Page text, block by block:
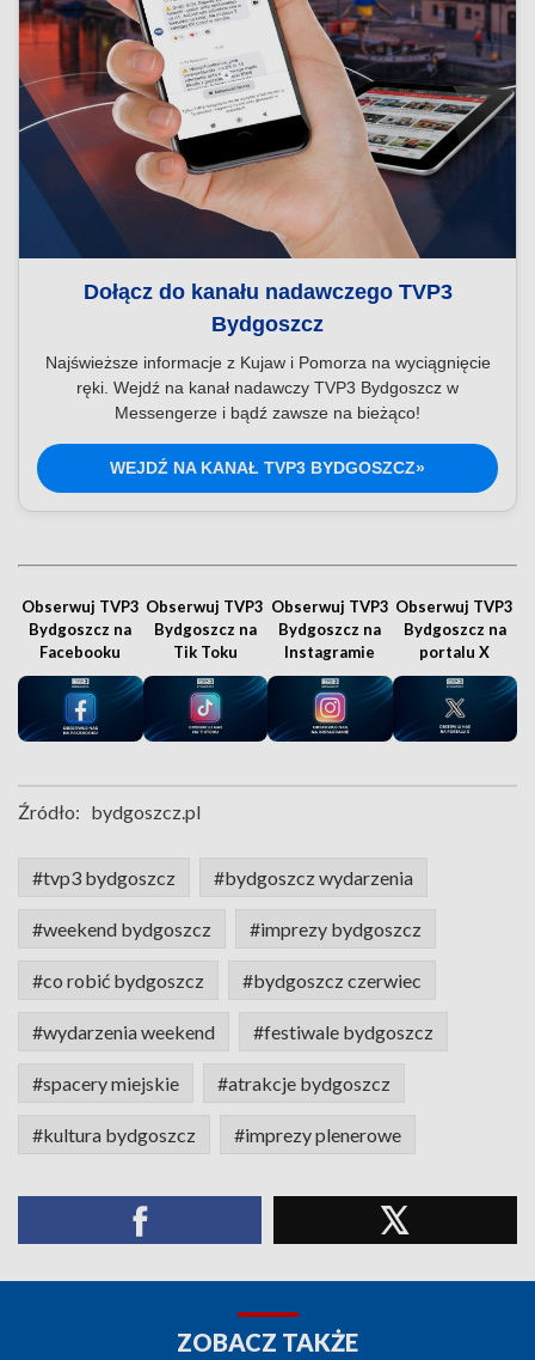
Dołącz do kanału nadawczego TVP3
Bydgoszcz
Najświeższe informacje z Kujaw i Pomorza na wyciągnięcie
ręki. Wejdź na kanał nadawczy TVP3 Bydgoszcz w
Messengerze i bądź zawsze na bieżąco!
WEJDŹ NA KANAŁ TVP3 BYDGOSZCZ»
Obserwuj TVP3
Bydgoszcz na
Facebooku
Obserwuj TVP3
Bydgoszcz na
Tik Toku
Obserwuj TVP3
Bydgoszcz na
Instagramie
Obserwuj TVP3
Bydgoszcz na
portalu X
Źródło: bydgoszcz.pl
#tvp3 bydgoszcz #bydgoszcz wydarzenia
#weekend bydgoszcz #imprezy bydgoszcz
#co robić bydgoszcz #bydgoszcz czerwiec
#wydarzenia weekend #festiwale bydgoszcz
#spacery miejskie #atrakcje bydgoszcz
#kultura bydgoszcz #imprezy plenerowe
ZOBACZ TAKŻE